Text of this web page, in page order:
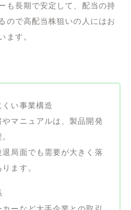
も長期で安定して、配当の持
ので高配当株狙いの人にはお
ます。
い事業構造
マニュアルは、製品開発
局面でも需要が大きく落
ます。